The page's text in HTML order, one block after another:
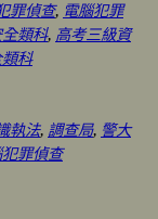
罪偵查, 電腦犯罪
類科, 高考三級資
科
執法, 調查局, 警大
罪偵查